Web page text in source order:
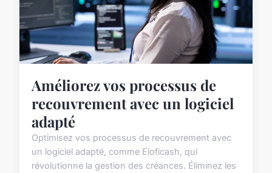
Améliorez vos processus de
recouvrement avec un logiciel
adapté
Optimisez vos processus de recouvrement avec
un logiciel adapté, comme Eloficash, qui
révolutionne la gestion des créances. Éliminez les